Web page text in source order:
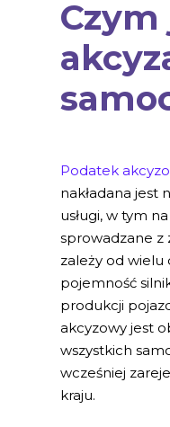
Podatek
nakładana jest
usługi, w tym
sprowadzane z
zależy od wielu
pojemność
produkcji
akcyzowy jest
wszystkich
wcześniej
kraju.